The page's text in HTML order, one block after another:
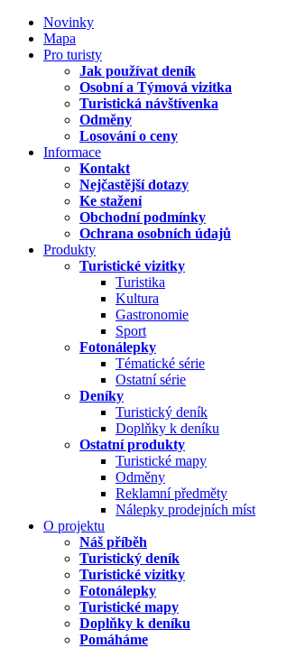
Novinky
Mapa
Pro turisty
Jak používat deník
Osobní a Týmová vizitka
Turistická návštívenka
Odměny
Losování o ceny
Informace
Kontakt
Nejčastější dotazy
Ke stažení
Obchodní podmínky
Ochrana osobních údajů
Produkty
Turistické vizitky
Turistika
Kultura
Gastronomie
Sport
Fotonálepky
Tématické série
Ostatní série
Deníky
Turistický deník
Doplňky k deníku
Ostatní produkty
Turistické mapy
Odměny
Reklamní předměty
Nálepky prodejních míst
O projektu
Náš příběh
Turistický deník
Turistické vizitky
Fotonálepky
Turistické mapy
Doplňky k deníku
Pomáháme